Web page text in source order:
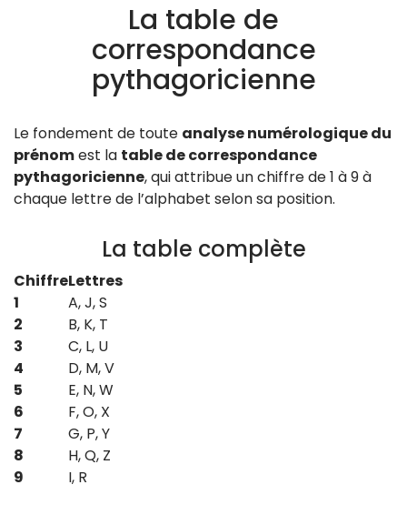
La table de
correspondance
pythagoricienne
Le fondement de toute analyse numérologique du
prénomest la table de correspondance
pythagoricienne, qui attribue un chiffre de 1 à 9 à
chaque lettre de l’alphabet selon sa position.
La table complète
ChiffreLettres
1
A, J, S
2
B, K, T
3
C, L, U
4
D, M, V
5
E, N, W
6
F, O, X
7
G, P, Y
8
H, Q, Z
9
I, R